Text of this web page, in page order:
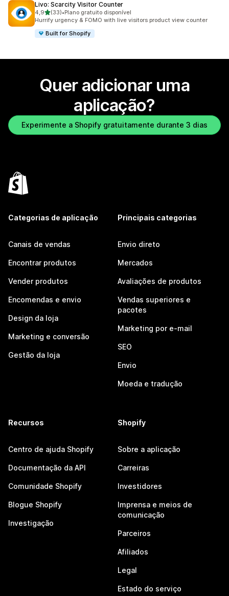
Livo: Scarcity Visitor Counter
4,9de 5 estrelas
(33)
33 total de avaliações
•Plano gratuito disponível
Hurrify urgency & FOMO with live visitors product view counter
Built for Shopify
Quer adicionar uma
aplicação?
Experimente a Shopify gratuitamente durante 3 dias
Categorias de aplicação
Canais de vendas
Encontrar produtos
Vender produtos
Encomendas e envio
Design da loja
Marketing e conversão
Gestão da loja
Principais categorias
Envio direto
Mercados
Avaliações de produtos
Vendas superiores e
pacotes
Marketing por e-mail
SEO
Envio
Moeda e tradução
Recursos
Centro de ajuda Shopify
Documentação da API
Comunidade Shopify
Blogue Shopify
Investigação
Shopify
Sobre a aplicação
Carreiras
Investidores
Imprensa e meios de
comunicação
Parceiros
Afiliados
Legal
Estado do serviço